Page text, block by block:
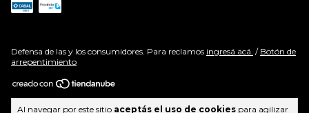
Al navegar por este sitio aceptás el uso de cookies para agilizar
Defensa de las y los consumidores. Para reclamos ingresá acá. / Botón de
arrepentimiento
Copyright PraVocé | Cosméticos y Belleza | Envíos a todo el país - 2026.
Todos los derechos reservados.